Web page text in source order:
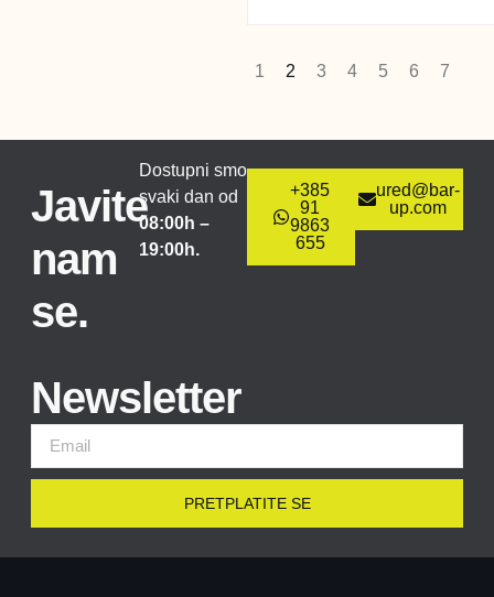
1 2 3 4 5 6 7
Javite
nam
se.
Dostupni smo
svaki dan od
08:00h –
19:00h.
+385
91
9863
655
ured@bar-
up.com
Newsletter
PRETPLATITE SE